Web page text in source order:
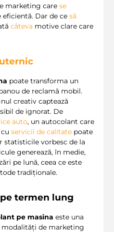
marketing care se
Dar de ce să
câteva motive clare care
poate transforma un
de reclamă mobil.
creativ captează
de ignorat. De
auto, un autocolant care
cu servicii de calitate poate
statisticile vorbesc de la
generează, în medie,
pe lună, ceea ce este
tradiționale.
pe termen lung
pe masina este una
modalități de marketing